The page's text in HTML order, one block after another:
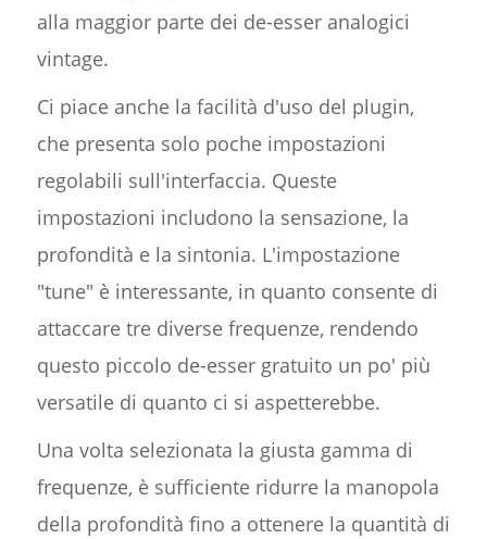
alla maggior parte dei de-esser analogici
vintage.
Ci piace anche la facilità d'uso del plugin,
che presenta solo poche impostazioni
regolabili sull'interfaccia. Queste
impostazioni includono la sensazione, la
profondità e la sintonia. L'impostazione
"tune" è interessante, in quanto consente di
attaccare tre diverse frequenze, rendendo
questo piccolo de-esser gratuito un po' più
versatile di quanto ci si aspetterebbe.
Una volta selezionata la giusta gamma di
frequenze, è sufficiente ridurre la manopola
della profondità fino a ottenere la quantità di